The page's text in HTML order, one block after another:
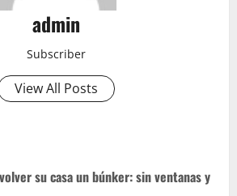
admin
Subscriber
View All Posts
su casa un búnker: sin ventanas y